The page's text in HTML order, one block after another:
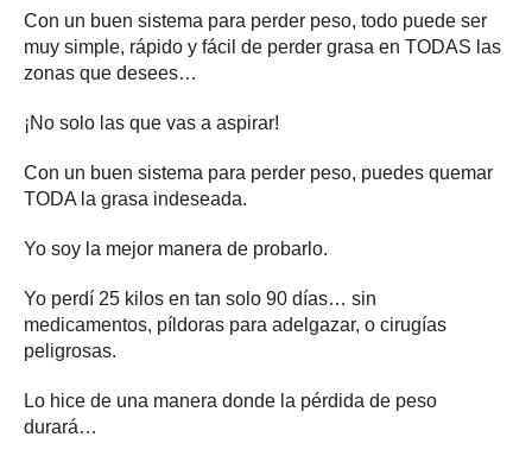
Con un buen sistema para perder peso, todo puede ser
muy simple, rápido y fácil de perder grasa en TODAS las
zonas que desees…
¡No solo las que vas a aspirar!
Con un buen sistema para perder peso, puedes quemar
TODA la grasa indeseada.
Yo soy la mejor manera de probarlo.
Yo perdí 25 kilos en tan solo 90 días… sin
medicamentos, píldoras para adelgazar, o cirugías
peligrosas.
Lo hice de una manera donde la pérdida de peso
durará…